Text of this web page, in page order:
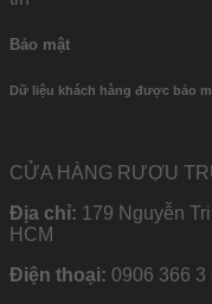
Bảo mật
Dữ liệu khách hàng được bảo
CỬA HÀNG RƯỢU
Địa chỉ: 179 Nguyễn
HCM
Điện thoại: 0906 366 3